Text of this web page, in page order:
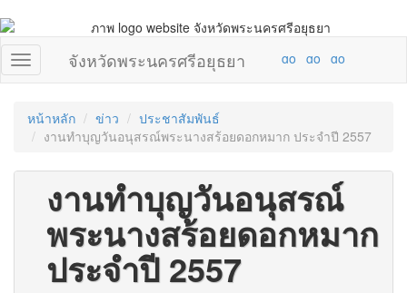
จังหวัดพระนครศรีอยุธยา
หน้าหลัก ข่าว
ประชาสัมพันธ์
งานทำบุญวันอนุสรณ์พระนางสร้อยดอกหมาก ประจำปี 2557
งานทำบุญวันอนุสรณ์
พระนางสร้อยดอกหมาก
ประจำปี 2557